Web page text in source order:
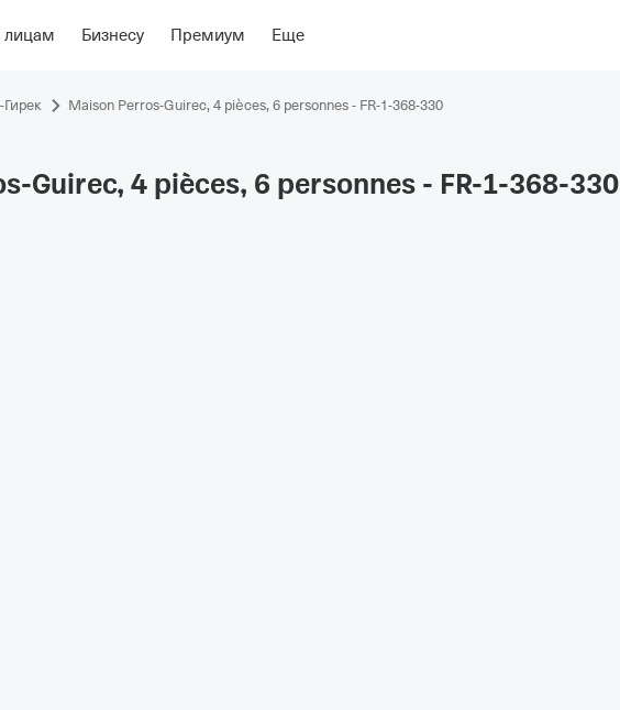
лицам Бизнесу Премиум Еще
НомераРасположениеОб отеле
Гирек Maison Perros-Guirec, 4 pièces, 6 personnes - FR-1-368-330
Guirec, 4 pièces, 6 personnes - FR-1-368-330